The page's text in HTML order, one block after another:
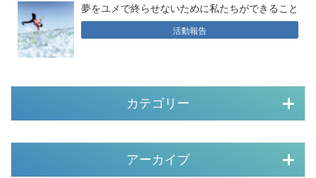
夢をユメで終らせないために私たちができること
活動報告
カテゴリー
アーカイブ